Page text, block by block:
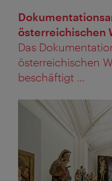
österreichischen
Das
österreichischen
beschäftigt ...